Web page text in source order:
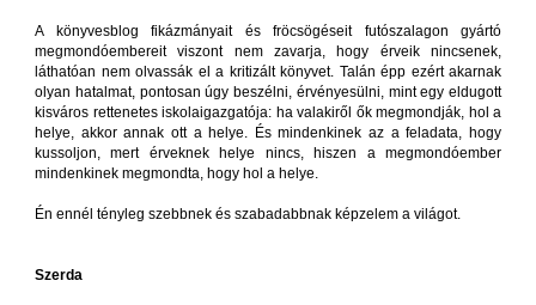
A könyvesblog fikázmányait és fröcsögéseit futószalagon gyártó
megmondóembereit viszont nem zavarja, hogy érveik nincsenek,
láthatóan nem olvassák el a kritizált könyvet. Talán épp ezért akarnak
olyan hatalmat, pontosan úgy beszélni, érvényesülni, mint egy eldugott
kisváros rettenetes iskolaigazgatója: ha valakiről ők megmondják, hol a
helye, akkor annak ott a helye. És mindenkinek az a feladata, hogy
kussoljon, mert érveknek helye nincs, hiszen a megmondóember
mindenkinek megmondta, hogy hol a helye.
Én ennél tényleg szebbnek és szabadabbnak képzelem a világot.
Szerda